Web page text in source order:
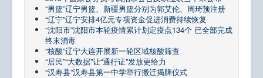
“男篮”辽宁男篮、新疆男篮分别为郭艾伦、周琦预注册
“辽宁”辽宁安排4亿元专项资金促进消费持续恢复
“沈阳市”沈阳市本轮疫情累计划定疫点134个 已全部完成
终末消毒
“核酸”辽宁大连开展新一轮区域核酸筛查
“居民”“大数据”让“通行证”发放更给力
“汉寿县”汉寿县第一中学举行搬迁揭牌仪式